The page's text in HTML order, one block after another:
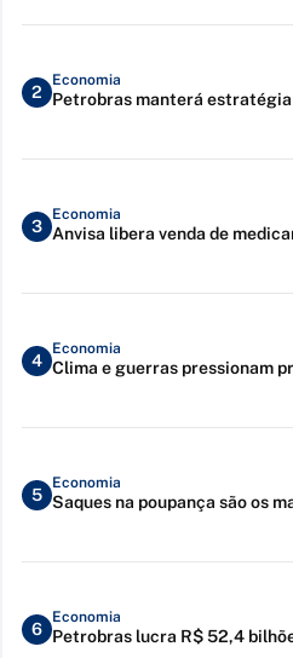
2
Economia
Petrobras manterá
3
Economia
Anvisa libera venda de
4
Economia
Clima e guerras pressionam
5
Economia
Saques na poupança são os
6
Economia
Petrobras lucra R$ 52,4